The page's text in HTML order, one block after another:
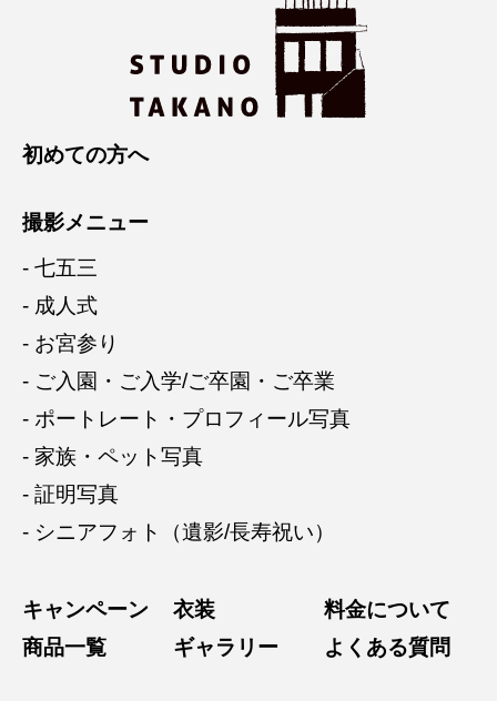
初めての方へ
撮影メニュー
- 七五三
- 成人式
- お宮参り
- ご入園・ご入学/ご卒園・ご卒業
- ポートレート・プロフィール写真
- 家族・ペット写真
- 証明写真
- シニアフォト（遺影/長寿祝い）
キャンペーン 衣装
料金について
商品一覧
ギャラリー よくある質問